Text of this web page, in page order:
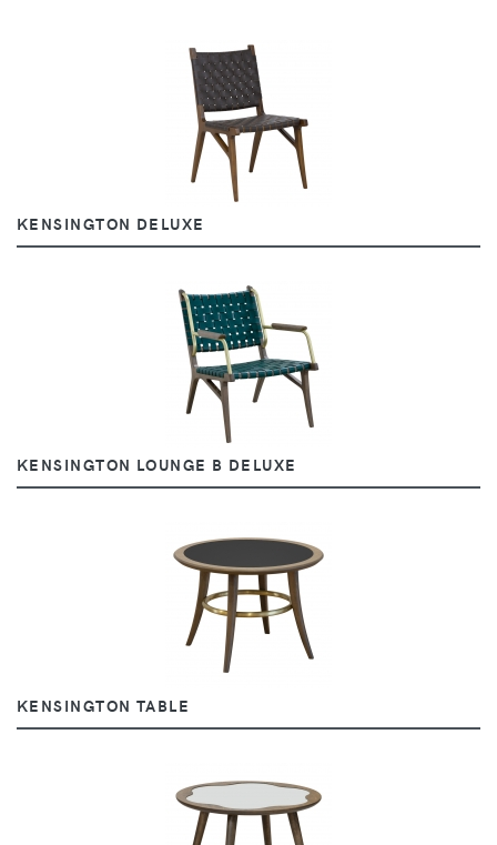
KENSINGTON DELUXE
KENSINGTON LOUNGE B DELUXE
KENSINGTON TABLE